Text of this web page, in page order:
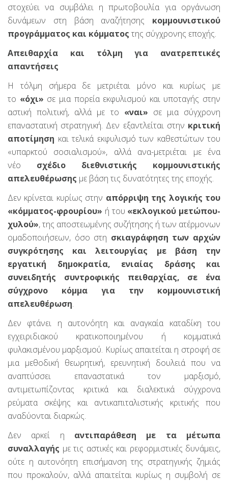
στοχεύει να συμβάλει η πρωτοβουλία για οργάνωση
δυνάμεων στη βάση αναζήτησης κομμουνιστικού
προγράμματος και κόμματος της σύγχρονης εποχής.
Απειθαρχία και τόλμη για ανατρεπτικές
απαντήσεις
Η τόλμη σήμερα δε μετριέται μόνο και κυρίως με
το «όχι» σε μια πορεία εκφυλισμού και υποταγής στην
αστική πολιτική, αλλά με το «ναι» σε μια σύγχρονη
επαναστατική στρατηγική. Δεν εξαντλείται στην κριτική
αποτίμηση και τελικά εκφυλισμό των καθεστώτων του
«υπαρκτού σοσιαλισμού», αλλά ανα-μετριέται με ένα
νέο σχέδιο διεθνιστικής κομμουνιστικής
απελευθέρωσης με βάση τις δυνατότητες της εποχής.
Δεν κρίνεται κυρίως στην απόρριψη της λογικής του
«κόμματος-φρουρίου» ή του «εκλογικού μετώπου-
χυλού», της αποστεωμένης συζήτησης ή των ατέρμονων
ομαδοποιήσεων, όσο στη σκιαγράφηση των αρχών
συγκρότησης και λειτουργίας με βάση την
εργατική δημοκρατία, ενιαίας δράσης και
συνειδητής συντροφικής πειθαρχίας, σε ένα
σύγχρονο κόμμα για την κομμουνιστική
απελευθέρωση.
Δεν φτάνει η αυτονόητη και αναγκαία καταδίκη του
εγχειριδιακού κρατικοποιημένου ή κομματικά
φυλακισμένου μαρξισμού. Κυρίως απαιτείται η στροφή σε
μια μεθοδική θεωρητική, ερευνητική δουλειά που να
αναπτύσσει επαναστατικά τον μαρξισμό,
αντιμετωπίζοντας κριτικά και διαλεκτικά σύγχρονα
ρεύματα σκέψης και αντικαπιταλιστικής κριτικής που
αναδύονται διαρκώς.
Δεν αρκεί η αντιπαράθεση με τα μέτωπα
συναλλαγής με τις αστικές και ρεφορμιστικές δυνάμεις,
ούτε η αυτονόητη επισήμανση της στρατηγικής ζημιάς
που προκαλούν, αλλά απαιτείται κυρίως η συμβολή σε